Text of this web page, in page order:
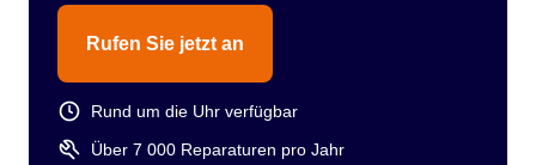
Rufen Sie jetzt an
Rund um die Uhr verfügbar
Über 7 000 Reparaturen pro Jahr